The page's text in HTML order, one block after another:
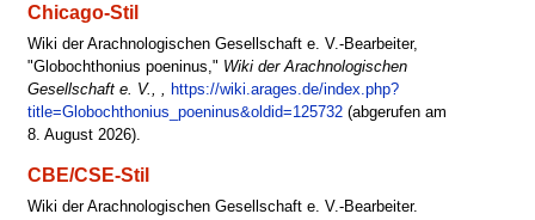
Chicago-Stil
Wiki der Arachnologischen Gesellschaft e. V.-Bearbeiter,
"Globochthonius poeninus," Wiki der Arachnologischen
Gesellschaft e. V., , https://wiki.arages.de/index.php?
title=Globochthonius_poeninus&oldid=125732(abgerufen am
8. August 2026).
CBE/CSE-Stil
Wiki der Arachnologischen Gesellschaft e. V.-Bearbeiter.